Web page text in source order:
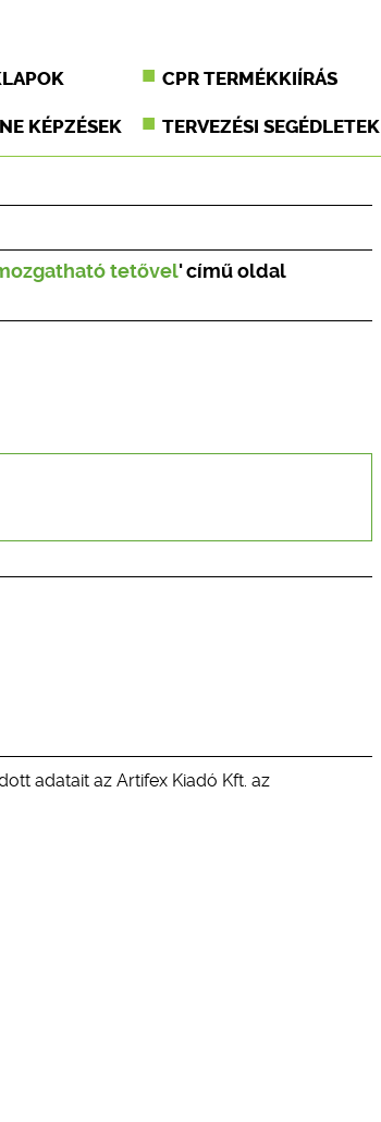
CPR TERMÉKKIÍRÁS
KÉPZÉSEK TERVEZÉSI SEGÉDLETEK
tetővel' című oldal
adatait az Artifex Kiadó Kft. az